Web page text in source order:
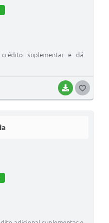
BAIXAR
suplementar e dá